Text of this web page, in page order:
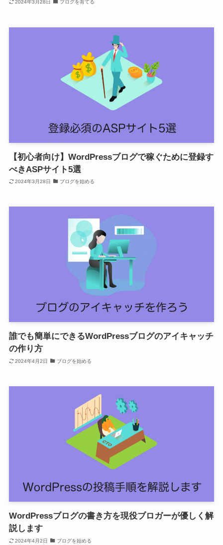
2024年3月28日 ブログを育てる
【初心者向け】WordPressブログで稼ぐために登録す
べきASPサイト5選
2024年3月28日 ブログを始める
誰でも簡単にできるWordPressブログのアイキャッチ
の作り方
2024年4月2日 ブログを始める
WordPressブログの書き方を現役ブロガーが優しく解
説します
2024年4月2日 ブログを始める